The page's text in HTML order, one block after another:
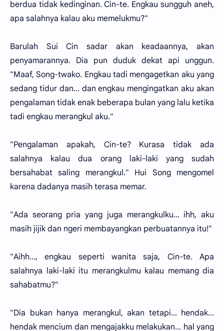
berdua tidak kedinginan. Cin-te. Engkau sungguh aneh,
apa salahnya kalau aku memelukmu?"
Barulah Sui Cin sadar akan keadaannya, akan
penyamarannya. Dia pun duduk dekat api unggun.
"Maaf, Song-twako. Engkau tadi mengagetkan aku yang
sedang tidur dan... dan engkau mengingatkan aku akan
pengalaman tidak enak beberapa bulan yang lalu ketika
tadi engkau merangkul aku."
"Pengalaman apakah, Cin-te? Kurasa tidak ada
salahnya kalau dua orang laki-laki yang sudah
bersahabat saling merangkul." Hui Song mengomel
karena dadanya masih terasa memar.
"Ada seorang pria yang juga merangkulku... ihh, aku
masih jijik dan ngeri membayangkan perbuatannya itu!"
"Aihh..., engkau seperti wanita saja, Cin-te. Apa
salahnya laki-laki itu merangkulmu kalau memang dia
sahabatmu?"
"Dia bukan hanya merangkul, akan tetapi... hendak...
hendak mencium dan mengajakku melakukan... hal yang